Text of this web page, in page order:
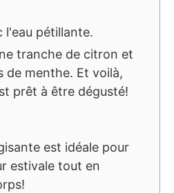
l'eau pétillante.
tranche de citron et
de menthe. Et voilà,
prêt à être dégusté!
est idéale pour
estivale tout en